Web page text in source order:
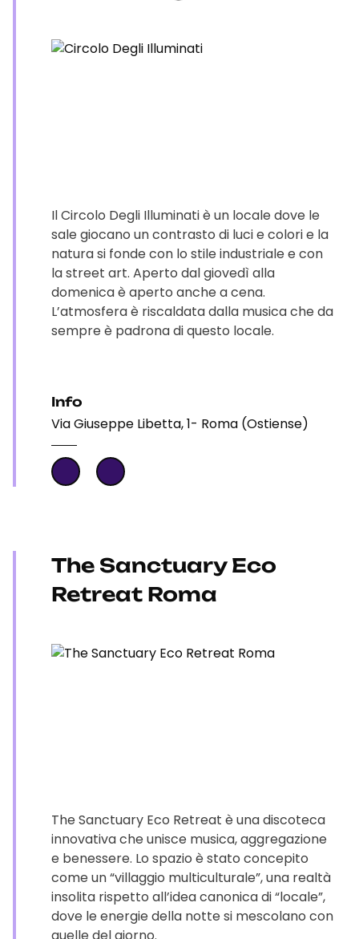
Il Circolo Degli Illuminati è un locale dove le
sale giocano un contrasto di luci e colori e la
natura si fonde con lo stile industriale e con
la street art. Aperto dal giovedì alla
domenica è aperto anche a cena.
L’atmosfera è riscaldata dalla musica che da
sempre è padrona di questo locale.
Info
Via Giuseppe Libetta, 1- Roma (Ostiense)
The Sanctuary Eco
Retreat Roma
The Sanctuary Eco Retreat è una discoteca
innovativa che unisce musica, aggregazione
e benessere. Lo spazio è stato concepito
come un “villaggio multiculturale”, una realtà
insolita rispetto all’idea canonica di “locale”,
dove le energie della notte si mescolano con